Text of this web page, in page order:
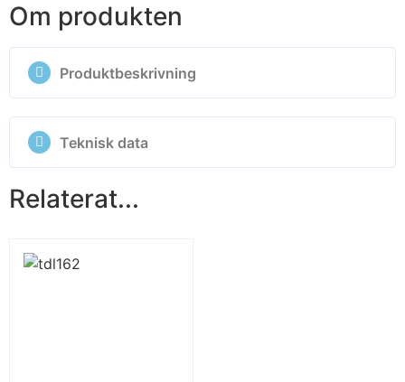
Om produkten
Produktbeskrivning
Teknisk data
Relaterat...